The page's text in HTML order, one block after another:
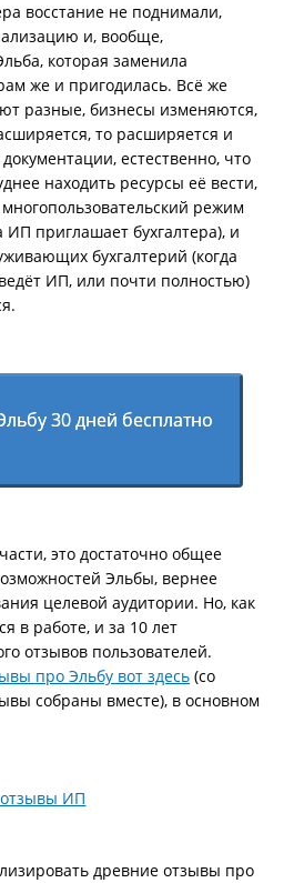
восстание не поднимали,
и, вообще,
которая заменила
же и пригодилась. Всё же
разные, бизнесы изменяются,
то расширяется и
естественно, что
находить ресурсы её вести,
режим
ИП приглашает бухгалтера), и
бухгалтерий (когда
ИП, или почти полностью)
30 дней бесплатно
это достаточно общее
Эльбы, вернее
целевой аудитории. Но, как
в работе, и за 10 лет
отзывов пользователей.
про Эльбу вот здесь (со
собраны вместе), в основном
ИП
древние отзывы про